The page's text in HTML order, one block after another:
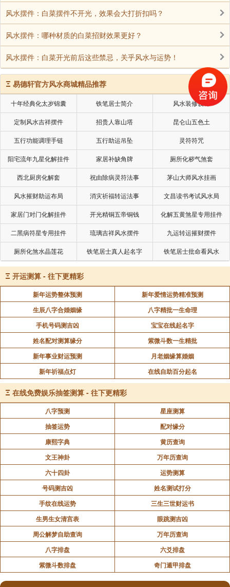
风水摆件：白菜摆件不开光，效果会大打折扣吗？
风水摆件：哪种材质的白菜招财效果更好？
风水摆件：白菜开光前后这些禁忌，关乎风水与运势！
Ξ 易德轩官方风水商城精品推荐
十年经典化太岁锦囊 铁笔居士简介 风水装修设计
定制风水吉祥摆件 招贵人靠山塔 昆仑山五色土
五行功能调理手链 五行助运吊坠 灵符符咒
阳宅流年九星化解挂件 家居补缺角牌 厕所化秽气煞套
西北厨房化解套 祝由除病灵符法事 茅山大师风水挂画
风水摧财助运布局 消灾祈福转运法事 文昌读书考试风水局
家居门对门化解挂件 开光精铜五帝铜钱 化解五黄煞星专用挂件
二黑病符星专用挂件 琉璃吉祥风水摆件 九运转运摧财摆件
厕所化煞水晶莲花 铁笔居士真人起名字 铁笔居士批命看风水
Ξ 开运测算 - 往下更精彩
新年运势整体预测
新年爱情运势精准预测
生辰八字合婚姻缘
八字精批一生命理
手机号码测吉凶
宝宝在线起名字
姓名配对测算缘分
紫微斗数一生精批
新年事业财运预测
月老姻缘算婚姻
新年祈福点灯
在线自助百分起名
Ξ 在线免费娱乐抽签测算 - 往下更精彩
八字预测
星座测算
抽签运势
配对缘分
康熙字典
黄历查询
文王神卦
万年历查询
六十四卦
运势测算
号码测吉凶
姓名测试打分
手纹在线运势
三生三世财运书
生男生女清宫表
眼跳测吉凶
周公解梦自助查询
万年历查询
八字排盘
六爻排盘
紫微斗数排盘
奇门遁甲排盘